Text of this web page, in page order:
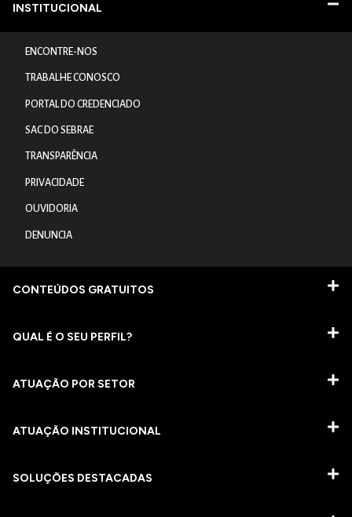
INSTITUCIONAL
ENCONTRE-NOS
TRABALHE CONOSCO
PORTAL DO CREDENCIADO
SAC DO SEBRAE
TRANSPARÊNCIA
PRIVACIDADE
OUVIDORIA
DENUNCIA
CONTEÚDOS GRATUITOS
QUAL É O SEU PERFIL?
ATUAÇÃO POR SETOR
ATUAÇÃO INSTITUCIONAL
SOLUÇÕES DESTACADAS